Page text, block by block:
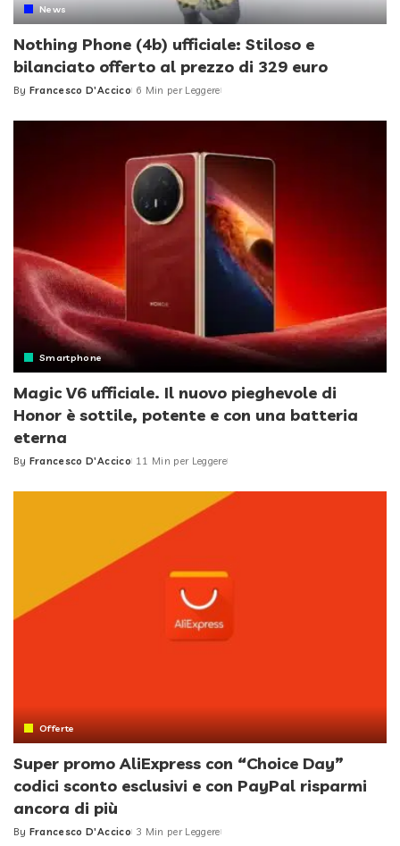
News
Nothing Phone (4b) ufficiale: Stiloso e
bilanciato offerto al prezzo di 329 euro
Posted
By Francesco D'Accico 6 Min per Leggere
Smartphone
Magic V6 ufficiale. Il nuovo pieghevole di
Honor è sottile, potente e con una batteria
eterna
Posted
By Francesco D'Accico 11 Min per Leggere
Offerte
Super promo AliExpress con “Choice Day”
codici sconto esclusivi e con PayPal risparmi
ancora di più
Posted
By Francesco D'Accico 3 Min per Leggere